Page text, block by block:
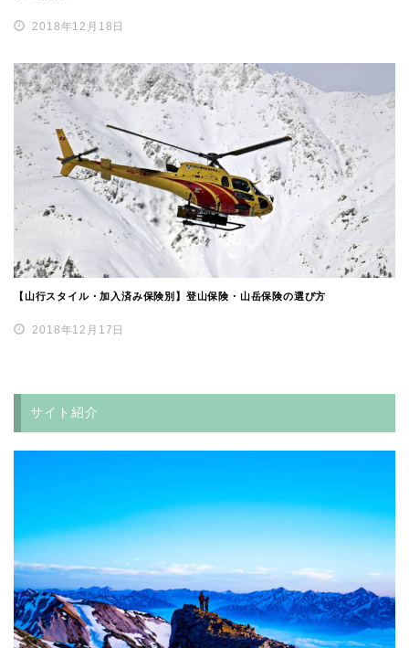
2018年12月18日
【山行スタイル・加入済み保険別】登山保険・山岳保険の選び方
2018年12月17日
サイト紹介